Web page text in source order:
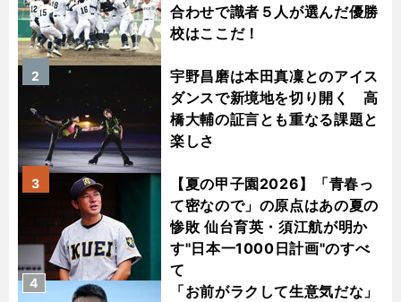
合わせで識者５人が選んだ優勝
校はここだ！
宇野昌磨は本田真凜とのアイス
ダンスで新境地を切り開く 高
橋大輔の証言とも重なる課題と
楽しさ
2
【夏の甲子園2026】「青春っ
て密なので」の原点はあの夏の
惨敗 仙台育英・須江航が明か
す"日本一1000日計画"のすべ
て
3
「お前がラクして生意気だな」
4